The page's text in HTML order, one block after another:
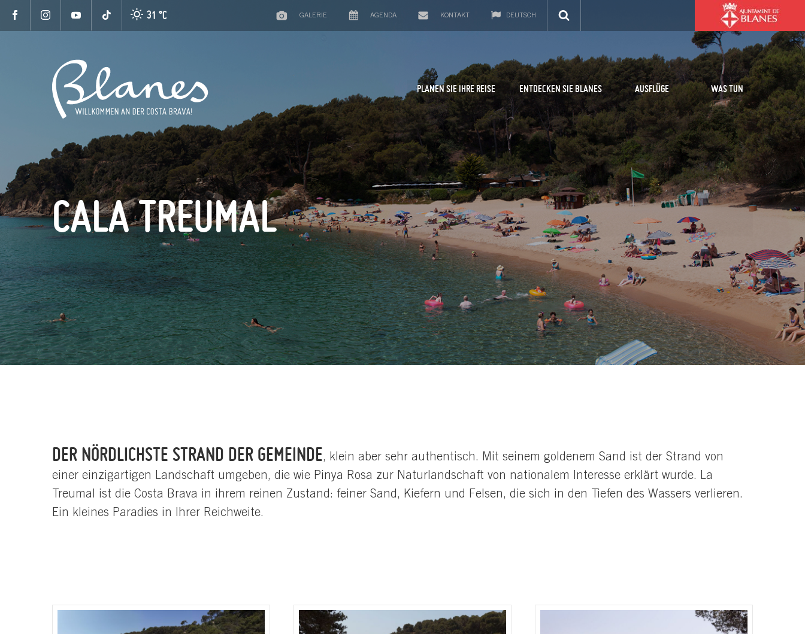
31 °C GALERIE AGENDA KONTAKT DEUTSCH
PLANEN SIE IHRE REISE ENTDECKEN SIE BLANES AUSFLÜGE WAS TUN
CALA TREUMAL
DER NÖRDLICHSTE STRAND DER GEMEINDE, klein aber sehr authentisch. Mit seinem goldenem Sand ist der Strand von
einer einzigartigen Landschaft umgeben, die wie Pinya Rosa zur Naturlandschaft von nationalem Interesse erklärt wurde. La
Treumal ist die Costa Brava in ihrem reinen Zustand: feiner Sand, Kiefern und Felsen, die sich in den Tiefen des Wassers verlieren.
Ein kleines Paradies in Ihrer Reichweite.